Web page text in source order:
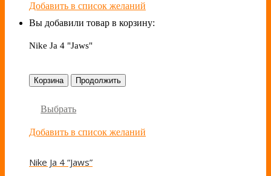
Добавить в список желаний
Вы добавили товар в корзину:
Nike Ja 4 "Jaws"
Корзина Продолжить
Выбрать
Добавить в список желаний
Nike Ja 4 “Jaws”